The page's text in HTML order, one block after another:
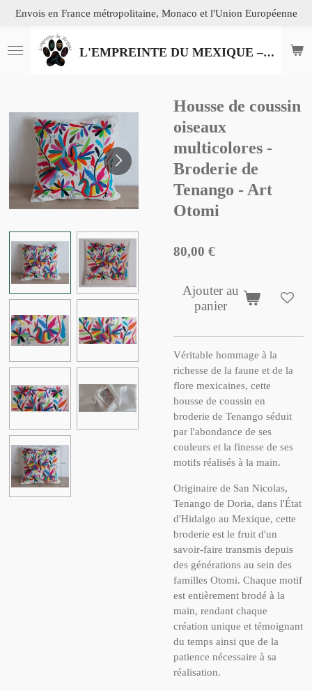
Passer
contenu
principal
L'EMPREINTE DU MEXIQUE – L’ART ISSU DE L’ARTISANAT MEXICAIN
Envois en France métropolitaine, Monaco et l'Union Européenne
Housse de coussin
oiseaux
multicolores -
Broderie de
Tenango - Art
Otomi
80,00 €
Ajouter au
panier
Véritable hommage à la
richesse de la faune et de la
flore mexicaines, cette
housse de coussin en
broderie de Tenango séduit
par l'abondance de ses
couleurs et la finesse de ses
motifs réalisés à la main.
Originaire de San Nicolas,
Tenango de Doria, dans l'État
d'Hidalgo au Mexique, cette
broderie est le fruit d'un
savoir-faire transmis depuis
des générations au sein des
familles Otomi. Chaque motif
est entièrement brodé à la
main, rendant chaque
création unique et témoignant
du temps ainsi que de la
patience nécessaire à sa
réalisation.